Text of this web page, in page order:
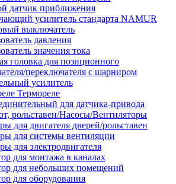
датчик приближения
усилитель стандарта NAMUR
выключатель
давления
значения тока
головка для позиционного
переключателя с шарниром
усилитель
Термореле
для датчика-привода
рольставен/Насосы/Вентиляторы
для двигателя дверей/рольставен
для системы вентиляции
для электродвигателя
для монтажа в каналах
для небольших помещений
для оборудования